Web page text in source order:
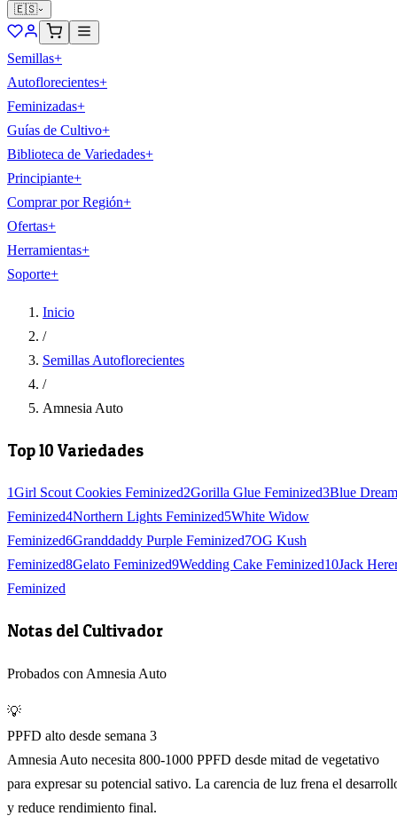
🇪🇸
Semillas+
Autoflorecientes+
Feminizadas+
Guías de Cultivo+
Biblioteca de Variedades+
Principiante+
Comprar por Región+
Ofertas+
Herramientas+
Soporte+
Inicio
/
Semillas Autoflorecientes
/
Amnesia Auto
Top 10 Variedades
1Girl Scout Cookies Feminized2Gorilla Glue Feminized3Blue Dream
Feminized4Northern Lights Feminized5White Widow
Feminized6Granddaddy Purple Feminized7OG Kush
Feminized8Gelato Feminized9Wedding Cake Feminized10Jack
Feminized
Notas del Cultivador
Probados con Amnesia Auto
💡
PPFD alto desde semana 3
Amnesia Auto necesita 800-1000 PPFD desde mitad de vegetativo
para expresar su potencial sativo. La carencia de luz frena el
y reduce rendimiento final.